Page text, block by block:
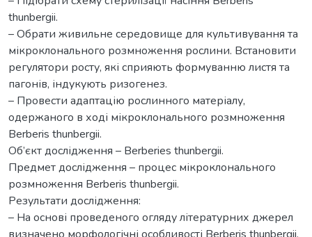
thunbergii.
– Обрати живильне середовище для культивування та
мікроклонального розмноження рослини. Встановити
регулятори росту, які сприяють формуванню листя та
пагонів, індукують ризогенез.
– Провести адаптацію рослинного матеріалу,
одержаного в ході мікроклонального розмноження
Berberis thunbergii.
Об’єкт дослідження – Berberies thunbergii.
Предмет дослідження – процес мікроклонального
розмноження Berberis thunbergii.
Результати дослідження:
– На основі проведеного огляду літературних джерел